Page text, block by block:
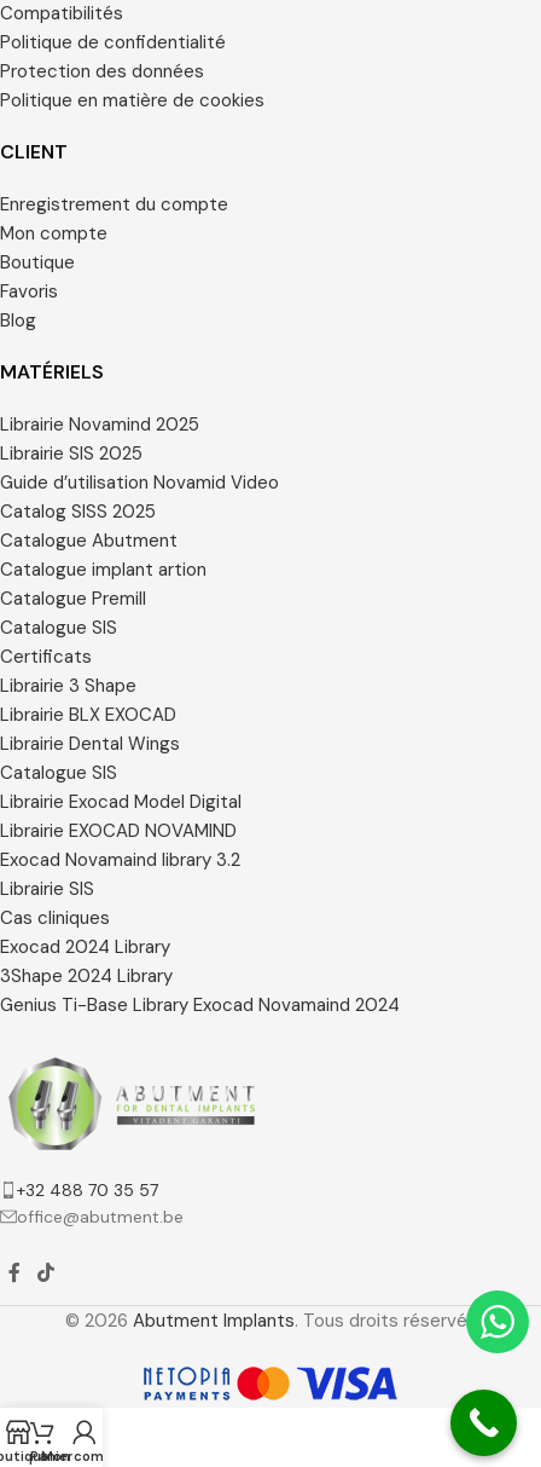
Compatibilités
Politique de confidentialité
Protection des données
Politique en matière de cookies
CLIENT
Enregistrement du compte
Mon compte
Boutique
Favoris
Blog
MATÉRIELS
Librairie Novamind 2025
Librairie SIS 2025
Guide d’utilisation Novamid Video
Catalog SISS 2025
Catalogue Abutment
Catalogue implant artion
Catalogue Premill
Catalogue SIS
Certificats
Librairie 3 Shape
Librairie BLX EXOCAD
Librairie Dental Wings
Catalogue SIS
Librairie Exocad Model Digital
Librairie EXOCAD NOVAMIND
Exocad Novamaind library 3.2
Librairie SIS
Cas cliniques
Exocad 2024 Library
3Shape 2024 Library
Genius Ti-Base Library Exocad Novamaind 2024
+32 488 70 35 57
office@abutment.be
© 2026 Abutment Implants. Tous droits réservés
Panier
Mon compte